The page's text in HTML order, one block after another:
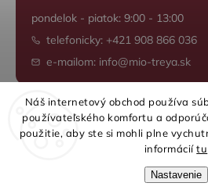
Náš internetový obchod používa
používateľského komfortu a
použitie, aby ste si mohli plne
informáciítu
Nastavenie
pondelok - piatok: 9:00 - 13:00
telefonicky: +421 908 866 036
e-mailom: info@mio-treya.sk
Shoptet.sk